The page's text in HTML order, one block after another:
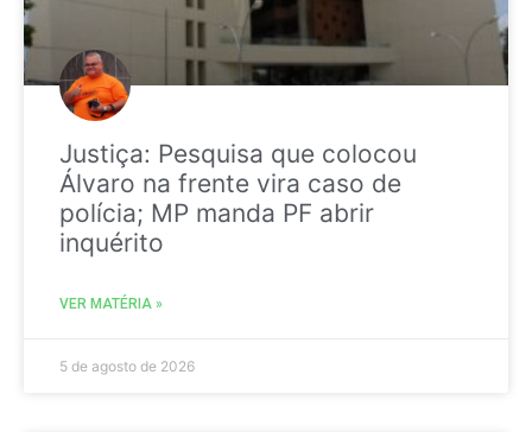
Justiça: Pesquisa que colocou
Álvaro na frente vira caso de
polícia; MP manda PF abrir
inquérito
VER MATÉRIA »
5 de agosto de 2026